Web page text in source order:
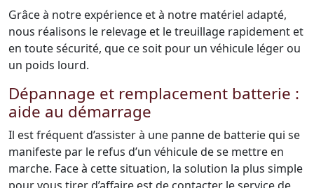
Grâce à notre expérience et à notre matériel adapté,
nous réalisons le relevage et le treuillage rapidement et
en toute sécurité, que ce soit pour un véhicule léger ou
un poids lourd.
Dépannage et remplacement batterie :
aide au démarrage
Il est fréquent d’assister à une panne de batterie qui se
manifeste par le refus d’un véhicule de se mettre en
marche. Face à cette situation, la solution la plus simple